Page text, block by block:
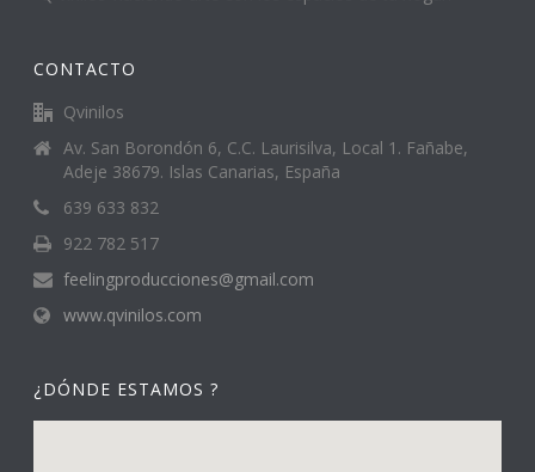
CONTACTO
Qvinilos
Av. San Borondón 6, C.C. Laurisilva, Local 1. Fañabe,
Adeje 38679. Islas Canarias, España
639 633 832
922 782 517
feelingproducciones@gmail.com
www.qvinilos.com
¿DÓNDE ESTAMOS ?